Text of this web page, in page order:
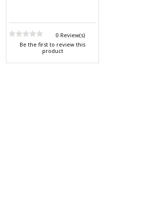
0 Review(s)
Be the first to review this
product